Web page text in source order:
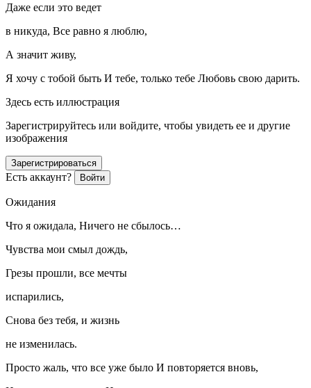
Даже если это ведет
в никуда, Все равно я люблю,
А значит живу,
Я хочу с тобой быть И тебе, только тебе Любовь свою дарить.
Здесь есть иллюстрация
Зарегистрируйтесь или войдите, чтобы увидеть ее и другие
изображения
Зарегистрироваться
Есть аккаунт? Войти
Ожидания
Что я ожидала, Ничего не сбылось…
Чувства мои смыл дождь,
Грезы прошли, все мечты
испарились,
Снова без тебя, и жизнь
не изменилась.
Просто жаль, что все уже было И повторяется вновь,